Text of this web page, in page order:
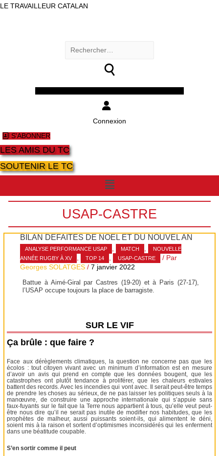
LE TRAVAILLEUR CATALAN
Rechercher :
Connexion
S'ABONNER
LES AMIS DU TC
SOUTENIR LE TC
Menu
USAP-CASTRE
BILAN DÉFAITES DE NOËL ET DU NOUVEL AN
ANALYSE PERFORMANCE USAP , MATCH ,
NOUVELLE
ANNÉE RUGBY À XV
, TOP 14 , USAP-CASTRE
/ Par
Georges SOLATGES /7 janvier 2022
Battue à Aimé-Giral par Castres (19-20) et à Paris (27-17),
l’USAP occupe toujours la place de barragiste.
SUR LE VIF
Ça brûle : que faire ?
Face aux dérèglements climatiques, la question ne concerne pas que les
écolos : tout citoyen vivant avec un minimum d’information est en mesure
d’avoir un avis qui prend en compte que les données bougent, que les
catastrophes ont plutôt tendance à proliférer, que les chaleurs estivales
battent des records. Avec les incendies qui vont avec. Il serait peut-être temps
de prendre les choses au sérieux, de ne pas laisser les politiques seuls à la
manœuvre, de construire une approche internationale qui s’appuie sans
faux-fuyants sur le fait que la Terre nous appartient à tous, qu’elle veut peut-
être nous dire qu’il ne serait pas inutile de modifier nos habitudes, que les
prophètes de malheur, aussi puissants soient-ils, qui alimentent le déni,
soient mis à la raison et sortent d’optimismes inconsidérés qui les enferment
dans une béatitude coupable.
S’en sortir comme il peut